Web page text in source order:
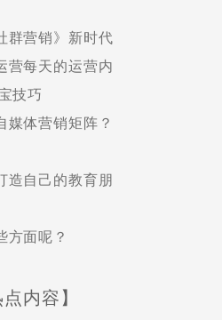
群营销》新时代
营每天的运营内
技巧
媒体营销矩阵？
造自己的教育朋
方面呢？
点内容】